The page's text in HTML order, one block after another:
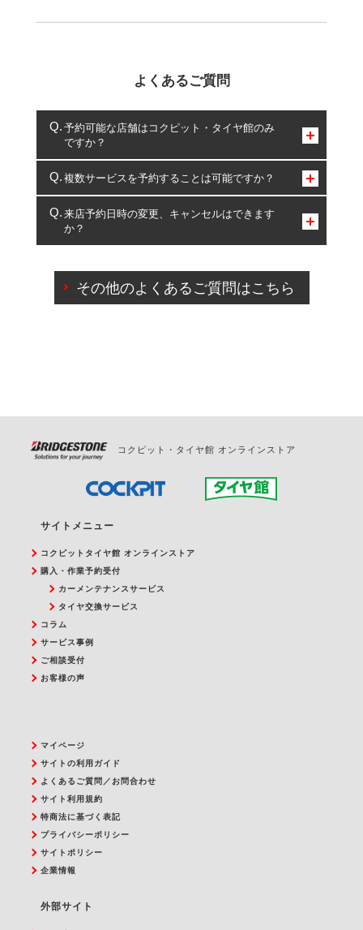
よくあるご質問
予約可能な店舗はコクピット・タイヤ館のみ
ですか？
コクピット・タイヤ館のみとなります。
複数サービスを予約することは可能ですか？
複数サービスのご予約は可能です。
一部の商品・サービスの組み合わせに限り、同時にご予約が
出来ないものもございます。
来店予約日時の変更、キャンセルはできます
か？
ご来店予約日の3営業日前を過ぎている場合のご予約
の日時変更につきましては、直接ご予約の店舗まで
その他のよくあるご質問はこちら
コクピット・タイヤ館 オンラインストア
サイトメニュー
コクピットタイヤ館 オンラインストア
購入・作業予約受付
カーメンテナンスサービス
タイヤ交換サービス
コラム
サービス事例
ご相談受付
お客様の声
マイページ
サイトの利用ガイド
よくあるご質問／お問合わせ
サイト利用規約
特商法に基づく表記
プライバシーポリシー
サイトポリシー
企業情報
外部サイト